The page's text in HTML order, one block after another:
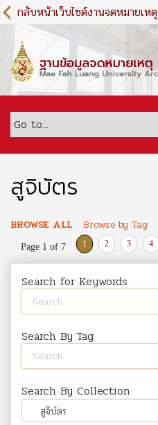
S
k
m
c
กลับหน้าเว็บไซต์งานจดหมายเหตุ
สูจิบัตร
BROWSE ALL Browse by Tag
Page 1 of 7 1 2 3 4
Search for Keywords
Search By Tag
Search By Collection